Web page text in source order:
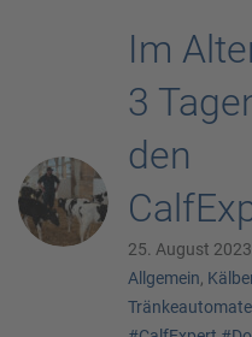
Im
3
den
25. August
Allgemein,